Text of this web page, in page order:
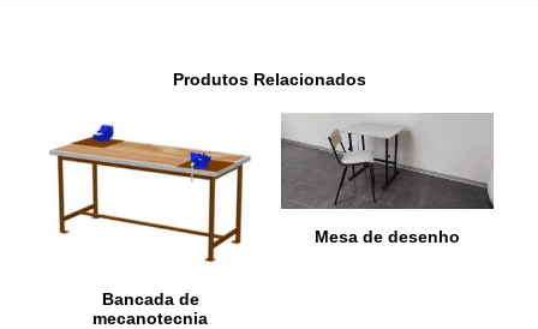
Produtos Relacionados
Bancada de
mecanotecnia
Mesa de desenho